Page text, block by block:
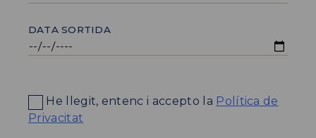
DATA SORTIDA
He llegit, entenc i accepto la Política de
Privacitat